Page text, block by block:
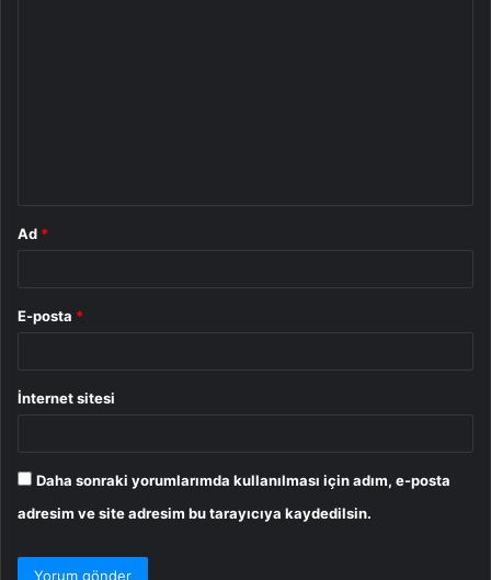
Ad *
E-posta *
İnternet sitesi
Daha sonraki yorumlarımda kullanılması için adım, e-posta
adresim ve site adresim bu tarayıcıya kaydedilsin.